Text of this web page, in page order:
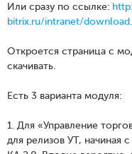
Или сразу по ссылке:
bitrix.ru/intranet/
Откроется страница с
скачивать.
Есть 3 варианта модуля:
1. Для «Управление
для релизов УТ, начиная